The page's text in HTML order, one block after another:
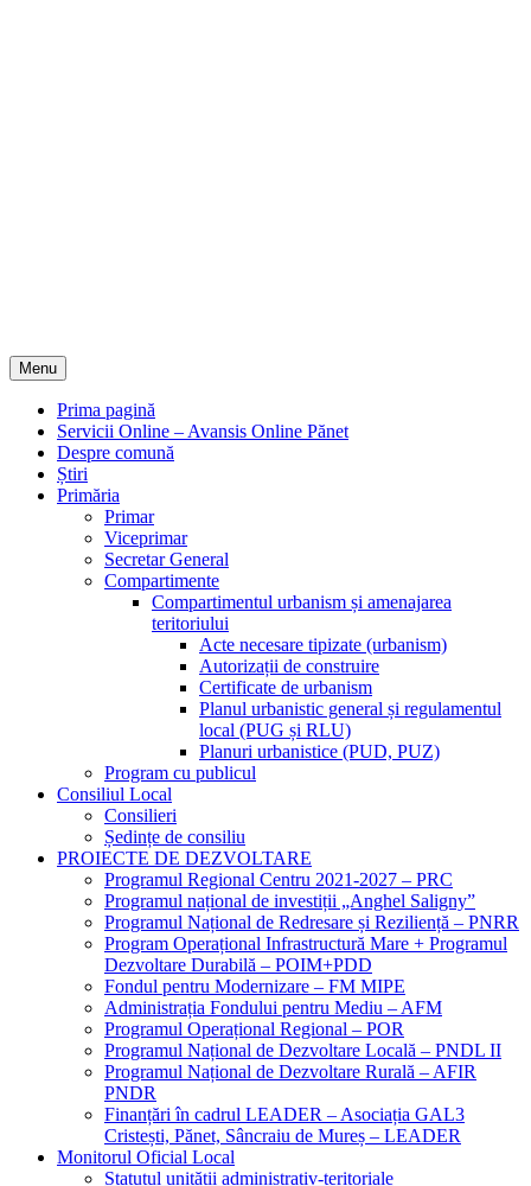
Menu
Prima pagină
Servicii Online – Avansis Online Pănet
Despre comună
Știri
Primăria
Primar
Viceprimar
Secretar General
Compartimente
Compartimentul urbanism și amenajarea
teritoriului
Acte necesare tipizate (urbanism)
Autorizații de construire
Certificate de urbanism
Planul urbanistic general și regulamentul
local (PUG și RLU)
Planuri urbanistice (PUD, PUZ)
Program cu publicul
Consiliul Local
Consilieri
Ședințe de consiliu
PROIECTE DE DEZVOLTARE
Programul Regional Centru 2021-2027 – PRC
Programul național de investiții „Anghel Saligny”
Programul Național de Redresare și Reziliență – PNRR
Program Operațional Infrastructură Mare + Programul
Dezvoltare Durabilă – POIM+PDD
Fondul pentru Modernizare – FM MIPE
Administrația Fondului pentru Mediu – AFM
Programul Operațional Regional – POR
Programul Național de Dezvoltare Locală – PNDL II
Programul Național de Dezvoltare Rurală – AFIR
PNDR
Finanțări în cadrul LEADER – Asociația GAL3
Cristești, Pănet, Sâncraiu de Mureș – LEADER
Monitorul Oficial Local
Statutul unității administrativ-teritoriale